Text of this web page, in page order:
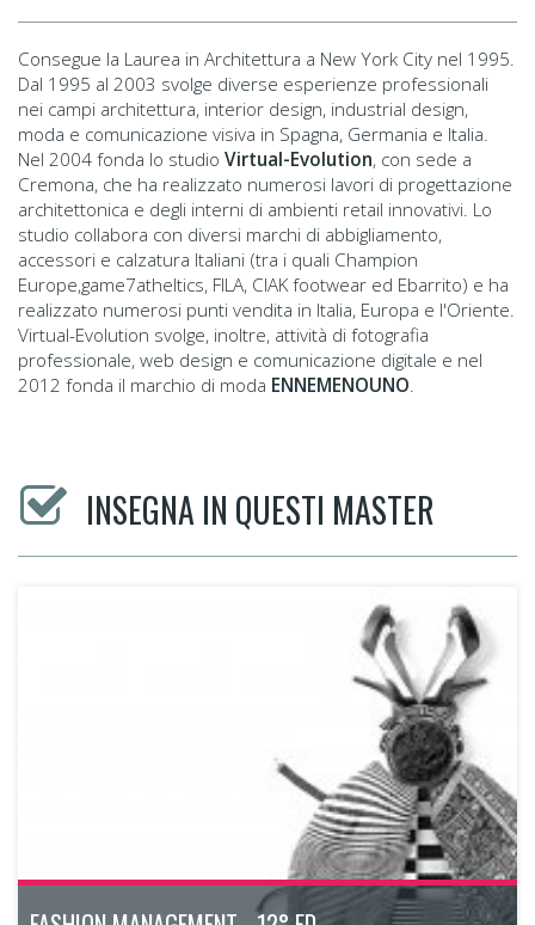
Consegue la Laurea in Architettura a New York City nel 1995.
Dal 1995 al 2003 svolge diverse esperienze professionali
nei campi architettura, interior design, industrial design,
moda e comunicazione visiva in Spagna, Germania e Italia.
Nel 2004 fonda lo studio Virtual-Evolution, con sede a
Cremona, che ha realizzato numerosi lavori di progettazione
architettonica e degli interni di ambienti retail innovativi. Lo
studio collabora con diversi marchi di abbigliamento,
accessori e calzatura Italiani (tra i quali Champion
Europe,game7atheltics, FILA, CIAK footwear ed Ebarrito) e ha
realizzato numerosi punti vendita in Italia, Europa e l'Oriente.
Virtual-Evolution svolge, inoltre, attività di fotografia
professionale, web design e comunicazione digitale e nel
2012 fonda il marchio di moda ENNEMENOUNO.
INSEGNA IN QUESTI MASTER